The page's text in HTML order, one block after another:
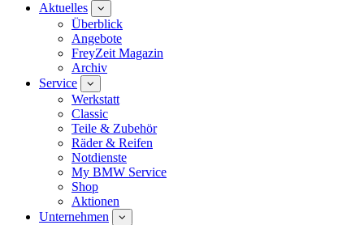
Aktuelles
Überblick
Angebote
FreyZeit Magazin
Archiv
Service
Werkstatt
Classic
Teile & Zubehör
Räder & Reifen
Notdienste
My BMW Service
Shop
Aktionen
Unternehmen